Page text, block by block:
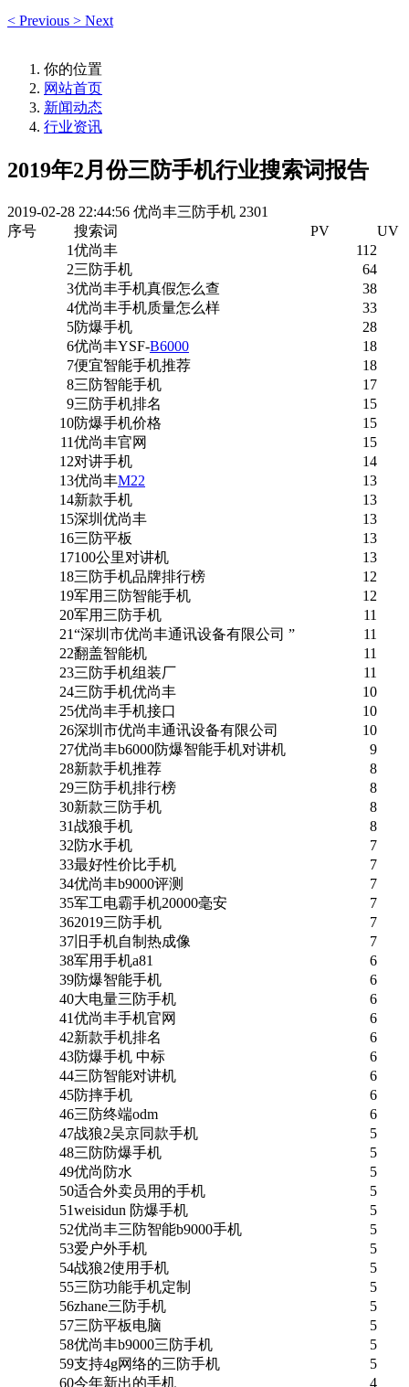
< Previous > Next
你的位置
网站首页
新闻动态
行业资讯
2019年2月份三防手机行业搜索词报告
2019-02-28 22:44:56 优尚丰三防手机 2301
序号
搜索词 PV
UV
1优尚丰
112
2三防手机
64
3优尚丰手机真假怎么查
38
4优尚丰手机质量怎么样
33
5防爆手机
28
6优尚丰YSF-B6000
18
7便宜智能手机推荐
18
8三防智能手机
17
9三防手机排名
15
10防爆手机价格
15
11优尚丰官网
15
12对讲手机
14
13优尚丰M22
13
14新款手机
13
15深圳优尚丰
13
16三防平板
13
17100公里对讲机
13
18三防手机品牌排行榜
12
19军用三防智能手机
12
20军用三防手机
11
21“深圳市优尚丰通讯设备有限公司 ”
11
22翻盖智能机
11
23三防手机组装厂
11
24三防手机优尚丰
10
25优尚丰手机接口
10
26深圳市优尚丰通讯设备有限公司
10
27优尚丰b6000防爆智能手机对讲机
9
28新款手机推荐
8
29三防手机排行榜
8
30新款三防手机
8
31战狼手机
8
32防水手机
7
33最好性价比手机
7
34优尚丰b9000评测
7
35军工电霸手机20000毫安
7
362019三防手机
7
37 旧手机自制热成像
7
38军用手机a81
6
39防爆智能手机
6
40大电量三防手机
6
41优尚丰手机官网
6
42新款手机排名
6
43防爆手机 中标
6
44三防智能对讲机
6
45防摔手机
6
46三防终端odm
6
47战狼2吴京同款手机
5
48三防防爆手机
5
49优尚防水
5
50适合外卖员用的手机
5
51weisidun 防爆手机
5
52优尚丰三防智能b9000手机
5
53爱户外手机
5
54战狼2使用手机
5
55三防功能手机定制
5
56zhane三防手机
5
57三防平板电脑
5
58优尚丰b9000三防手机
5
59支持4g网络的三防手机
5
60今年新出的手机 4